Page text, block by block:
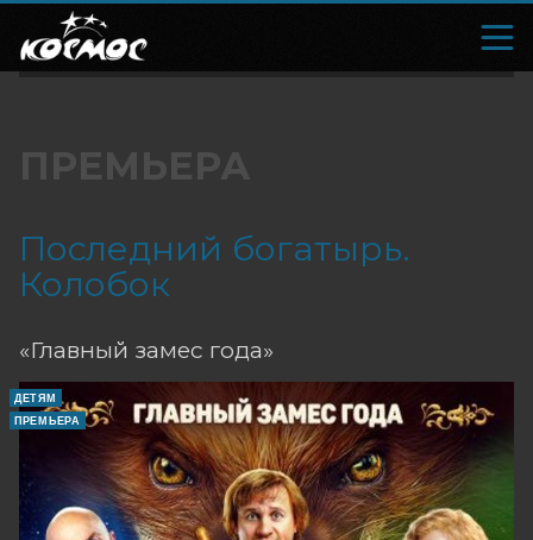
ПРЕМЬЕРА
Последний богатырь.
Колобок
«Главный замес года»
ДЕТЯМ
ПРЕМЬЕРА